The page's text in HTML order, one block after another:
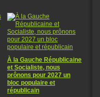
À la Gauche Républicaine
et Socialiste, nous
prônons pour 2027 un
bloc populaire et
républicain